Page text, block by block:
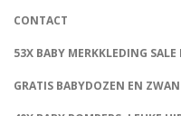
CONTACT
53X BABY MERKKLEDING
GRATIS BABYDOZEN EN